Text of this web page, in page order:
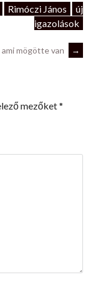
Rimóczi János
új
igazolások
mögötte van →
mezőket*